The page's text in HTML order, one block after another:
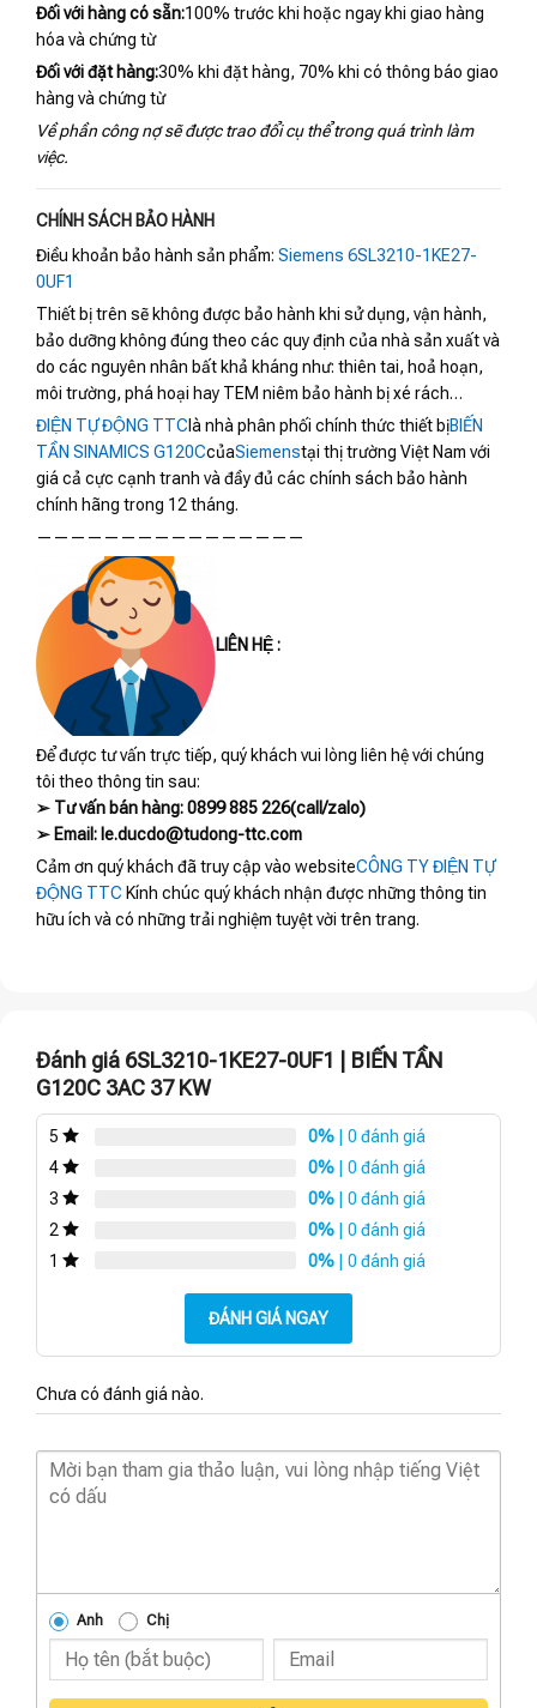
Đối với hàng có sẵn:100% trước khi hoặc ngay khi giao hàng
hóa và chứng từ
Đối với đặt hàng:30% khi đặt hàng, 70% khi có thông báo giao
hàng và chứng từ
Về phần công nợ sẽ được trao đổi cụ thể trong quá trình làm
việc.
CHÍNH SÁCH BẢO HÀNH
Điều khoản bảo hành sản phẩm: Siemens 6SL3210-1KE27-
0UF1
Thiết bị trên sẽ không được bảo hành khi sử dụng, vận hành,
bảo dưỡng không đúng theo các quy định của nhà sản xuất và
do các nguyên nhân bất khả kháng như: thiên tai, hoả hoạn,
môi trường, phá hoại hay TEM niêm bảo hành bị xé rách…
ĐIỆN TỰ ĐỘNG TTC là nhà phân phối chính thức thiết bịBIẾN
TẦN SINAMICS G120CcủaSiemenstại thị trường Việt Nam với
giá cả cực cạnh tranh và đầy đủ các chính sách bảo hành
chính hãng trong 12 tháng.
————————————————
LIÊN HỆ :
Để được tư vấn trực tiếp, quý khách vui lòng liên hệ với chúng
tôi theo thông tin sau:
➢ Tư vấn bán hàng: 0899 885 226(call/zalo)
➢ Email: le.ducdo@tudong-ttc.com
Cảm ơn quý khách đã truy cập vào websiteCÔNG TY ĐIỆN TỰ
ĐỘNG TTC Kính chúc quý khách nhận được những thông tin
hữu ích và có những trải nghiệm tuyệt vời trên trang.
Đánh giá 6SL3210-1KE27-0UF1 | BIẾN TẦN
G120C 3AC 37 KW
5 0% | 0 đánh giá
4
0% | 0 đánh giá
3
0% | 0 đánh giá
2
0% | 0 đánh giá
1
0% | 0 đánh giá
ĐÁNH GIÁ NGAY
Chưa có đánh giá nào.
Anh Chị